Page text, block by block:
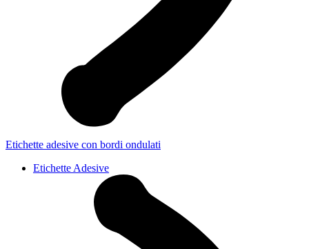
Etichette adesive con bordi ondulati
Etichette Adesive